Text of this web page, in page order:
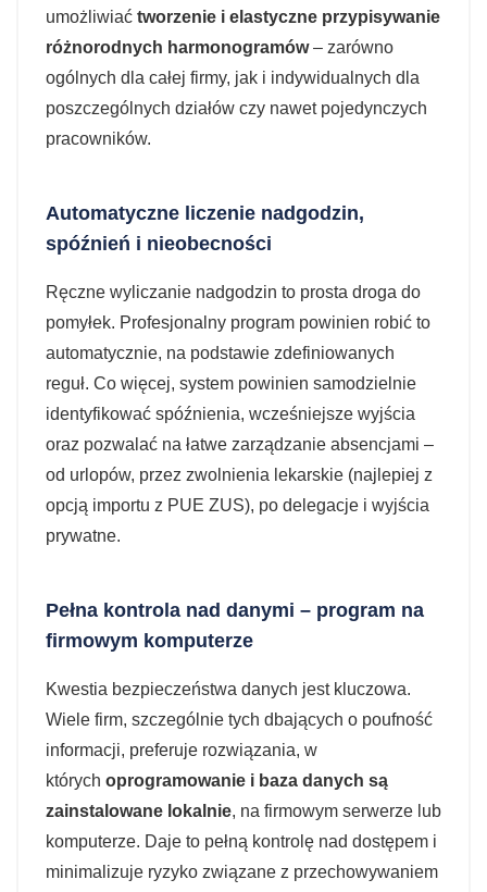
umożliwiać tworzenie i elastyczne przypisywanie
różnorodnych harmonogramów– zarówno
ogólnych dla całej firmy, jak i indywidualnych dla
poszczególnych działów czy nawet pojedynczych
pracowników.
Automatyczne liczenie nadgodzin,
spóźnień i nieobecności
Ręczne wyliczanie nadgodzin to prosta droga do
pomyłek. Profesjonalny program powinien robić to
automatycznie, na podstawie zdefiniowanych
reguł. Co więcej, system powinien samodzielnie
identyfikować spóźnienia, wcześniejsze wyjścia
oraz pozwalać na łatwe zarządzanie absencjami –
od urlopów, przez zwolnienia lekarskie (najlepiej z
opcją importu z PUE ZUS), po delegacje i wyjścia
prywatne.
Pełna kontrola nad danymi – program na
firmowym komputerze
Kwestia bezpieczeństwa danych jest kluczowa.
Wiele firm, szczególnie tych dbających o poufność
informacji, preferuje rozwiązania, w
których oprogramowanie i baza danych są
zainstalowane lokalnie, na firmowym serwerze lub
komputerze. Daje to pełną kontrolę nad dostępem i
minimalizuje ryzyko związane z przechowywaniem